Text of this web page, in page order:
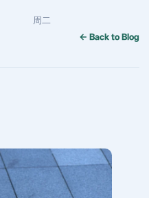
周二
← Back to Blog